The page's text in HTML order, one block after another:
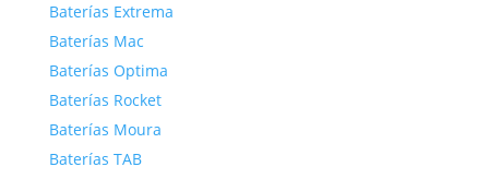
Baterías Extrema
Baterías Mac
Baterías Optima
Baterías Rocket
Baterías Moura
Baterías TAB